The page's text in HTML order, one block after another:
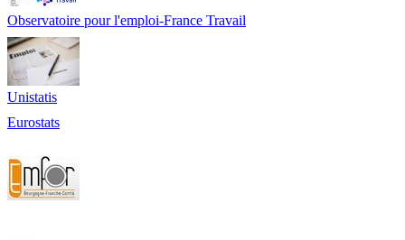
Observatoire pour l'emploi-France Travail
Unistatis
Eurostats